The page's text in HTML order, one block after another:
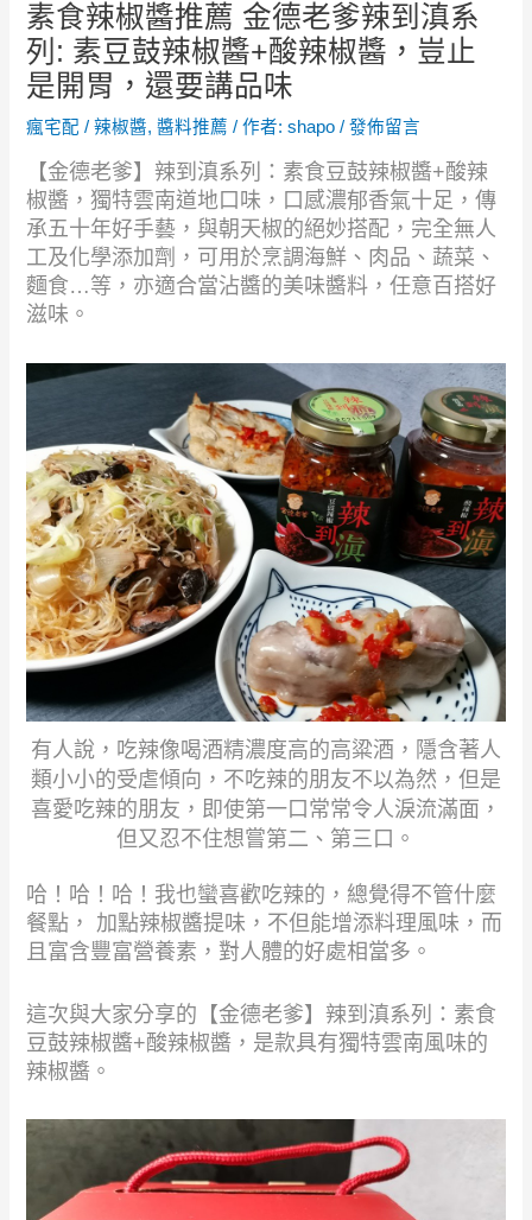
素食辣椒醬推薦 金德老爹辣到滇系
列: 素豆鼓辣椒醬+酸辣椒醬，豈止
是開胃，還要講品味
瘋宅配 /辣椒醬,醬料推薦 / 作者:shapo/發佈留言
【金德老爹】辣到滇系列：素食豆鼓辣椒醬+酸辣
椒醬，獨特雲南道地口味，口感濃郁香氣十足，傳
承五十年好手藝，與朝天椒的絕妙搭配，完全無人
工及化學添加劑，可用於烹調海鮮、肉品、蔬菜、
麵食…等，亦適合當沾醬的美味醬料，任意百搭好
滋味。
有人說，吃辣像喝酒精濃度高的高粱酒，隱含著人
類小小的受虐傾向，不吃辣的朋友不以為然，但是
喜愛吃辣的朋友，即使第一口常常令人淚流滿面，
但又忍不住想嘗第二、第三口。
哈！哈！哈！我也蠻喜歡吃辣的，總覺得不管什麼
餐點， 加點辣椒醬提味，不但能增添料理風味，而
且富含豐富營養素，對人體的好處相當多。
這次與大家分享的【金德老爹】辣到滇系列：素食
豆鼓辣椒醬+酸辣椒醬，是款具有獨特雲南風味的
辣椒醬。